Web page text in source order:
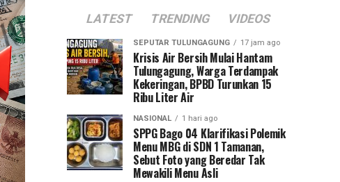
LATEST TRENDING VIDEOS
SEPUTAR TULUNGAGUNG 17 jam ago
Krisis Air Bersih Mulai Hantam
Tulungagung, Warga Terdampak
Kekeringan, BPBD Turunkan 15
Ribu Liter Air
NASIONAL 1 hari ago
SPPG Bago 04 Klarifikasi Polemik
Menu MBG di SDN 1 Tamanan,
Sebut Foto yang Beredar Tak
Mewakili Menu Asli